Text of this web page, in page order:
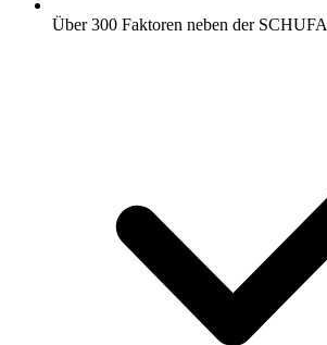
Über 300 Faktoren neben der SCHUFA